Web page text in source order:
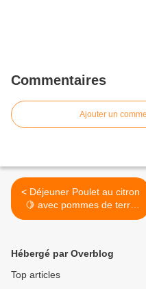
Commentaires
Ajouter un
< Déjeuner Poulet au citron
🍋 avec pommes de terre
en sauce blanche, et pour
Rivière »Les Schistes de
Hébergé par Overblog
Top articles